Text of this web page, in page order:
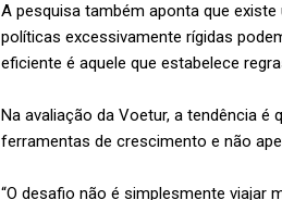
A pesquisa também aponta que
políticas excessivamente rígidas
eficiente é aquele que estabelece
Na avaliação da Voetur, a tendência
ferramentas de crescimento e não
“O desafio não é simplesmente viajar